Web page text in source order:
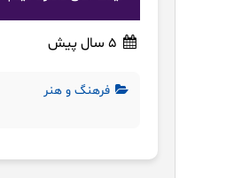
فرهنگ و هنر